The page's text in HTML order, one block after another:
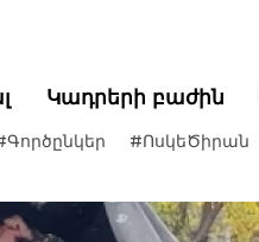
Կադրերի բաժին
#ՈսկեԾիրան